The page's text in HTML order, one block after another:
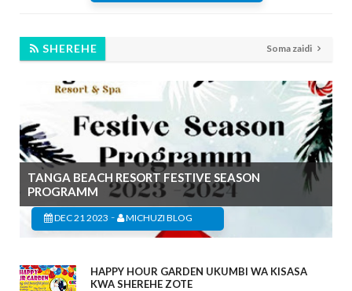
SHEREHE Soma zaidi
TANGA BEACH RESORT FESTIVE SEASON
PROGRAMM
DEC 21 2023 - MICHUZI BLOG
HAPPY HOUR GARDEN UKUMBI WA KISASA
KWA SHEREHE ZOTE